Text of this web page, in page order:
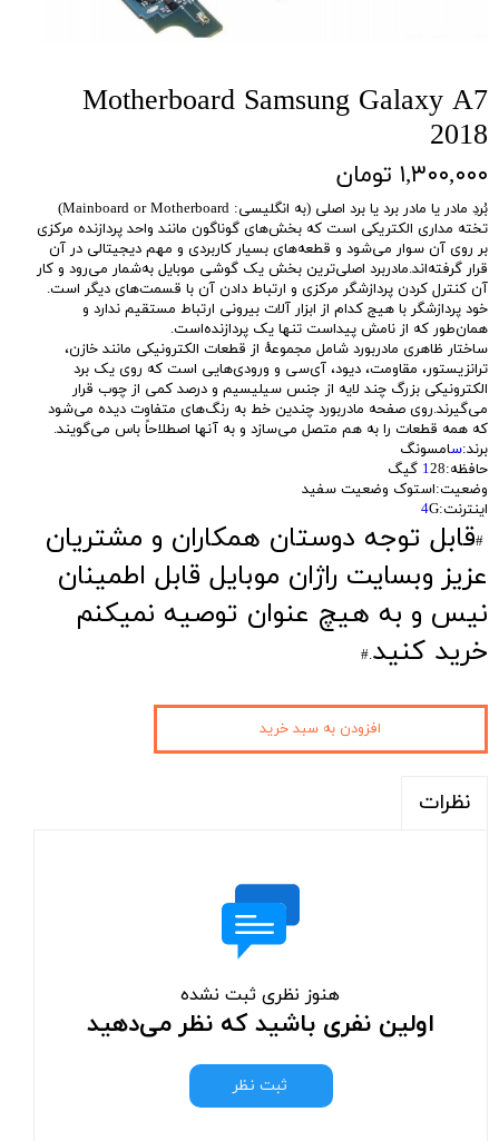
Motherboard Samsung Galaxy A7
2018
۱,۳۰۰,۰۰۰ تومان
بُردِ مادر یا مادر برد یا برد اصلی (به انگلیسی: Mainboard or Motherboard)
تخته مداری الکتریکی است که بخش‌های گوناگون مانند واحد پردازنده مرکزی
بر روی آن سوار می‌شود و قطعه‌های بسیار کاربردی و مهم دیجیتالی در آن
قرار گرفته‌اند.مادربرد اصلی‌ترین بخش یک گوشی موبایل به‌شمار می‌رود و کار
آن کنترل کردن پردازشگر مرکزی و ارتباط دادن آن با قسمت‌های دیگر است.
خود پردازشگر با هیج کدام از ابزار آلات بیرونی ارتباط مستقیم ندارد و
همان‌طور که از نامش پیداست تنها یک پردازنده‌است.
ساختار ظاهری مادربورد شامل مجموعهٔ از قطعات الکترونیکی مانند خازن،
ترانزیستور، مقاومت، دیود، آی‌سی و ورودی‌هایی است که روی یک برد
الکترونیکی بزرگ چند لایه از جنس سیلیسیم و درصد کمی از چوب قرار
می‌گیرند.روی صفحه مادربورد چندین خط به رنگ‌های متفاوت دیده می‌شود
که همه قطعات را به هم متصل می‌سازد و به آنها اصطلاحاً باس می‌گویند.
برند:سامسونگ
حافظه:
128 گیگ
وضعیت:استوک وضعیت سفید
اینترنت: 4G
#قابل توجه دوستان همکاران و مشتریان
عزیز وبسایت راژان موبایل قابل اطمینان
نیس و به هیچ عنوان توصیه نمیکنم
خرید کنید.#
افزودن به سبد خرید
نظرات
هنوز نظری ثبت نشده
اولین نفری باشید که نظر می‌دهید
ثبت نظر